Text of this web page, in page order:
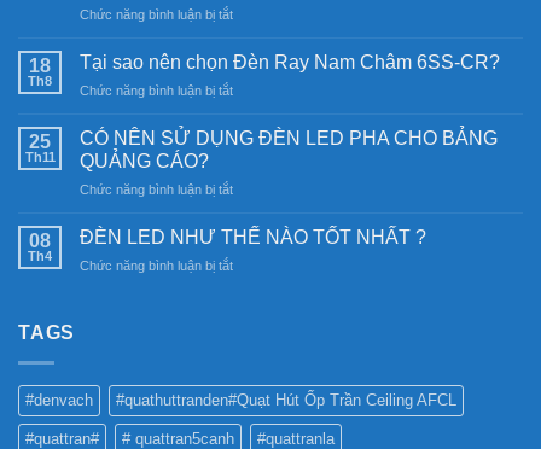
Chức năng bình luận bị tắtở
năng
mặt
Khám
nghệ
sáng
18
Th8
Tại sao nên chọn Đèn Ray Nam Châm 6SS-CR?
Chức năng bình luận bị tắtở
sao
Đèn
Nam
6SS-
25
Th11
CÓ NÊN SỬ DỤNG ĐÈN LED PHA CHO BẢNG
QUẢNG CÁO?
Chức năng bình luận bị tắtở
NÊN
DỤNG
QUẢNG
CÁO?
08
Th4
ĐÈN LED NHƯ THẾ NÀO TỐT NHẤT ?
Chức năng bình luận bị tắtở
TỐT
NHẤT
?
TAGS
#denvach #quathuttranden#Quạt Hút Ốp Trần Ceiling AFCL
#quattran# # quattran5canh #quattranla